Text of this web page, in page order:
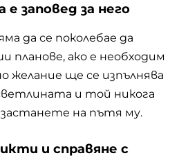
заповед за него
да се поколебае да
планове, ако е необходим
желание ще се изпълнява
и той никога
застанете на пътя му.
и справяне с